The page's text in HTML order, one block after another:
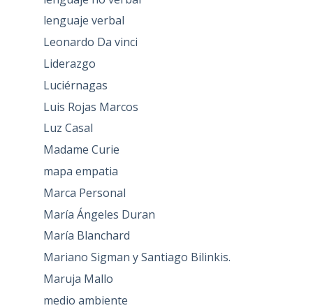
lenguaje verbal
Leonardo Da vinci
Liderazgo
Luciérnagas
Luis Rojas Marcos
Luz Casal
Madame Curie
mapa empatia
Marca Personal
María Ángeles Duran
María Blanchard
Mariano Sigman y Santiago Bilinkis.
Maruja Mallo
medio ambiente